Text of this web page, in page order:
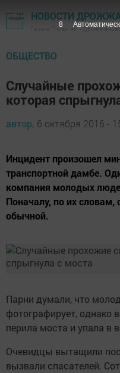
НОВОСТИ
Газета "Туган як" -
ОБЩЕСТВО
Случайные
которая
автор, 6 октября 2016 -
Инцидент произошел
транспортной дамбе.
компания молодых
Поначалу, по их словам,
обычной.
Парни думали, что
фотографирует, однако
перила моста и упала в
Очевидцы вытащили
вызвали спасателей.
7